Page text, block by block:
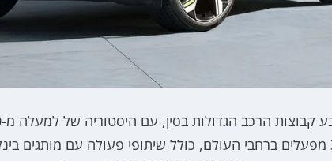
מפעילה 14 מרכזי ייצור ו-34 מפעלים ברחבי העולם, כולל שיתופי פעולה עם